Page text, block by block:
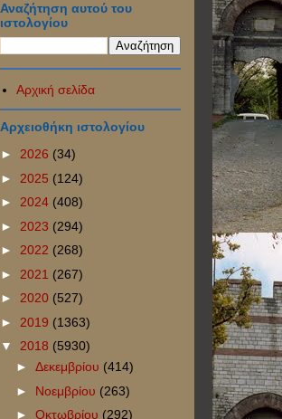
Αναζήτηση αυτού του
ιστολογίου
Αρχική σελίδα
Αρχειοθήκη ιστολογίου
► 2026 (34)
► 2025 (124)
► 2024 (408)
► 2023 (294)
► 2022 (268)
► 2021 (267)
► 2020 (527)
► 2019 (1363)
▼ 2018 (5930)
► Δεκεμβρίου (414)
► Νοεμβρίου (263)
► Οκτωβρίου (292)